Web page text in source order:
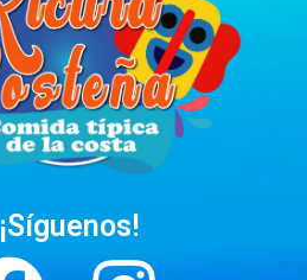
¡Síguenos!